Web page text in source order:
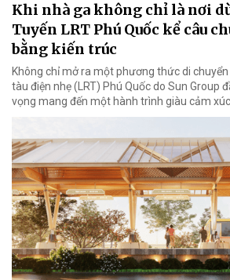
Khi nhà ga không chỉ là nơi
Tuyến LRT Phú Quốc kể câu
bằng kiến trúc
Không chỉ mở ra một phương thức di
tàu điện nhẹ (LRT) Phú Quốc do Sun Group
vọng mang đến một hành trình giàu cảm